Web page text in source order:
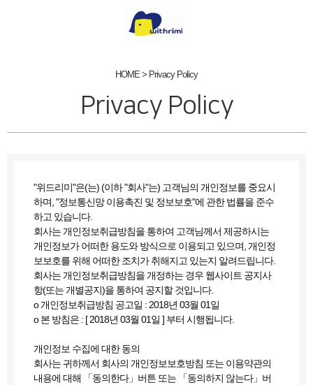
HOME > Privacy Policy
Privacy Policy
"위드리미"은(는) (이하 "회사"는) 고객님의 개인정보를 중요시
하며, "정보통신망 이용촉진 및 정보보호"에 관한 법률을 준수
하고 있습니다.
회사는 개인정보취급방침을 통하여 고객님께서 제공하시는
개인정보가 어떠한 용도와 방식으로 이용되고 있으며, 개인정
보보호를 위해 어떠한 조치가 취해지고 있는지 알려드립니다.
회사는 개인정보취급방침을 개정하는 경우 웹사이트 공지사
항(또는 개별공지)을 통하여 공지할 것입니다.
ο 개인정보취급방침 공고일 : 2018년 03월 01일
ο 본 방침은 : [ 2018년 03월 01일 ] 부터 시행됩니다.
개인정보 수집에 대한 동의
회사는 귀하께서 회사의 개인정보보호방침 또는 이용약관의
내용에 대해 「동의한다」버튼 또는 「동의하지 않는다」버